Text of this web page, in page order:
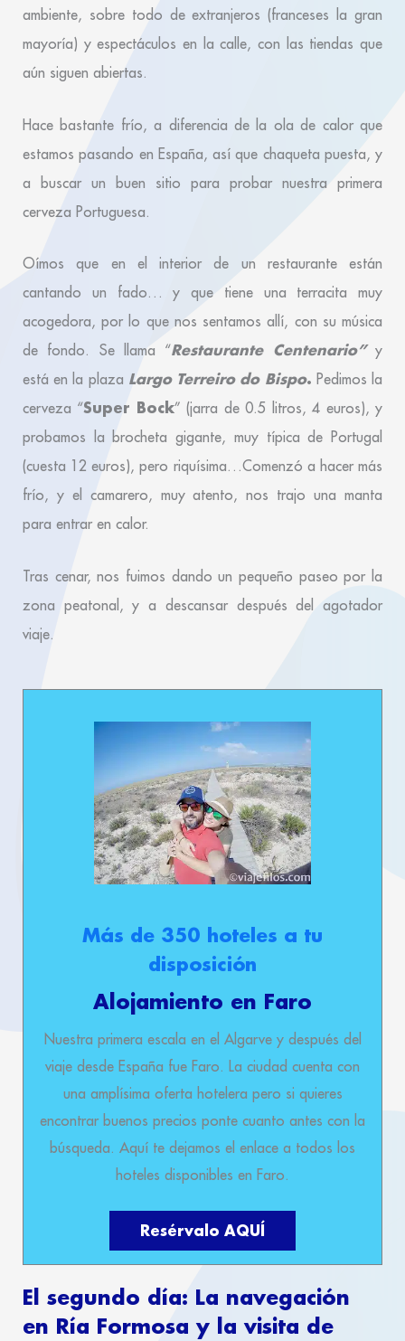
ambiente, sobre todo de extranjeros (franceses la gran
mayoría) y espectáculos en la calle, con las tiendas que
aún siguen abiertas.
Hace bastante frío, a diferencia de la ola de calor que
estamos pasando en España, así que chaqueta puesta, y
a buscar un buen sitio para probar nuestra primera
cerveza Portuguesa.
Oímos que en el interior de un restaurante están
cantando un fado… y que tiene una terracita muy
acogedora, por lo que nos sentamos allí, con su música
de fondo. Se llama “Restaurante Centenario” y
está en la plaza Largo Terreiro do Bispo. Pedimos la
cerveza “Super Bock” (jarra de 0.5 litros, 4 euros), y
probamos la brocheta gigante, muy típica de Portugal
(cuesta 12 euros), pero riquísima…Comenzó a hacer más
frío, y el camarero, muy atento, nos trajo una manta
para entrar en calor.
Tras cenar, nos fuimos dando un pequeño paseo por la
zona peatonal, y a descansar después del agotador
viaje.
Más de 350 hoteles a tu
disposición
Alojamiento en Faro
Nuestra primera escala en el Algarve y después del
viaje desde España fue Faro. La ciudad cuenta con
una amplísima oferta hotelera pero si quieres
encontrar buenos precios ponte cuanto antes con la
búsqueda. Aquí te dejamos el enlace a todos los
hoteles disponibles en Faro.
Resérvalo AQUÍ
El segundo día: La navegación
en Ría Formosa y la visita de